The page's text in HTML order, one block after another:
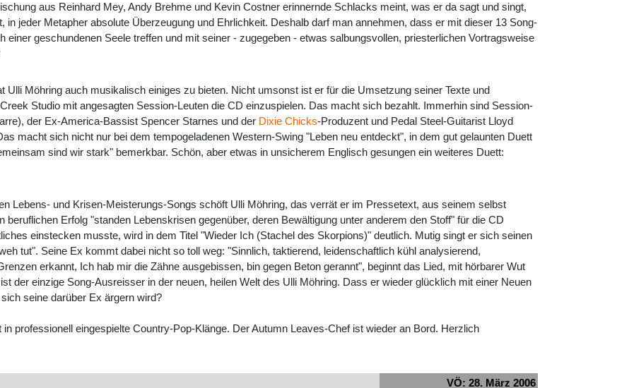
aus Reinhard Mey, Andy Brehme und Kevin Costner erinnernde Schlacks meint, was er da sagt und singt,
jeder Metapher absolute Überzeugung und Ehrlichkeit. Deshalb darf man annehmen, dass er mit dieser 13 Song-
geschundenen Seele treffen und mit seiner - zugegeben - etwas salbungsvollen, priesterlichen Vortragsweise
Ulli Möhring auch musikalisch einiges zu bieten. Nicht umsonst ist er für die Umsetzung seiner Texte und
Studio mit angesagten Session-Leuten die CD einzuspielen. Das macht sich bezahlt. Immerhin sind Session-
der Ex-America-Bassist Spencer Starnes und der Dixie Chicks-Produzent und Pedal Steel-Guitarist Lloyd
macht sich nicht nur bei dem tempogeladenen Western-Swing "Leben neu entdeckt", in dem gut gelaunten Duett
sind wir stark" bemerkbar. Schön, aber etwas in unsicherem Englisch gesungen ein weiteres Duett:
Lebens- und Krisen-Meisterungs-Songs schöft Ulli Möhring, das verrät er im Pressetext, aus seinem selbst
Erfolg "standen Lebenskrisen gegenüber, deren Bewältigung unter anderem den Stoff" für die CD
einstecken musste, wird in dem Titel "Wieder Ich (Stachel des Skorpions)" deutlich. Mutig singt er sich seinen
tut". Seine Ex kommt dabei nicht so toll weg: "Sinnlich, taktierend, leidenschaftlich kühl analysierend,
erkannt, Ich hab mir die Zähne ausgebissen, bin gegen Beton gerannt", beginnt das Lied, mit hörbarer Wut
der einzige Song-Ausreisser in der neuen, heilen Welt des Ulli Möhring. Dass er wieder glücklich mit einer Neuen
seine darüber Ex ärgern wird?
professionell eingespielte Country-Pop-Klänge. Der Autumn Leaves-Chef ist wieder an Bord. Herzlich
VÖ: 28. März 2006